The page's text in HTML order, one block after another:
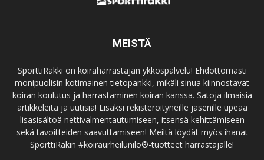
MEISTÄ
SporttiRakki on koiraharrastajan ykköspalvelu! Ehdottomasti
monipuolisin kotimainen tietopankki, mikäli sinua kiinnostavat
koiran koulutus ja harrastaminen koiran kanssa. Satoja ilmaisia
artikkeleita ja uutisia! Lisäksi rekisteröityneille jäsenille upeaa
lisäsisältöä nettivalmentautumiseen, itsensä kehittämiseen
sekä tavoitteiden saavuttamiseen! Meiltä löydät myös ihanat
SporttiRakin #koiraurheilunilo®-tuotteet harrastajalle!